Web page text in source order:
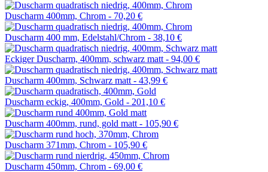
Duscharm 400mm, Chrom - 70,20 €
Duscharm 400 mm, Edelstahl/Chrom - 38,10 €
Eckiger Duscharm, 400mm, schwarz matt - 94,00 €
Duscharm 400mm, Schwarz matt - 43,99 €
Duscharm eckig, 400mm, Gold - 201,10 €
Duscharm 400mm, rund, gold matt - 105,90 €
Duscharm 371mm, Chrom - 105,90 €
Duscharm 450mm, Chrom - 69,00 €